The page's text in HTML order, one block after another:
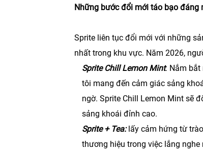
Những bước đổi mới táo bạo đáng
Sprite liên tục đổi mới với những
nhất trong khu vực. Năm 2026,
Sprite Chill Lemon Mint: Nắm bắt
tôi mang đến cảm giác sảng
ngờ. Sprite Chill Lemon Mint sẽ
sảng khoái đỉnh cao.
Sprite + Tea:lấy cảm hứng từ
thương hiệu trong việc lắng